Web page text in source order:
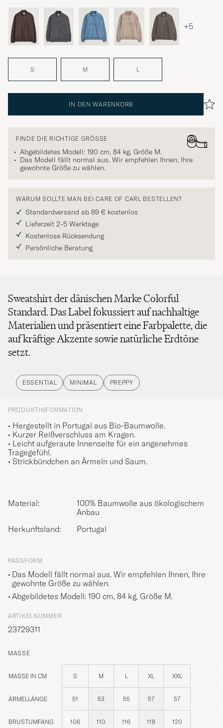
+5
S M L
IN DEN WARENKORB
FINDE DIE RICHTIGE GRÖSSE
Abgebildetes Modell: 190 cm, 84 kg, Größe M.
Das Modell fällt normal aus. Wir empfehlen Ihnen, Ihre
gewohnte Größe zu wählen.
WARUM SOLLTE MAN BEI CARE OF CARL BESTELLEN?
Standardversand ab 89 € kostenlos
Lieferzeit 2-5 Werktage
Kostenlose Rücksendung
Persönliche Beratung
Sweatshirt der dänischen Marke Colorful
Standard. Das Label fokussiert auf nachhaltige
Materialien und präsentiert eine Farbpalette, die
auf kräftige Akzente sowie natürliche Erdtöne
setzt.
ESSENTIAL MINIMAL PREPPY
PRODUKTINFORMATION
• Hergestellt in Portugal aus Bio-Baumwolle.
• Kurzer Reißverschluss am Kragen.
• Leicht aufgeraute Innenseite für ein angenehmes
Tragegefühl.
• Strickbündchen an Ärmeln und Saum.
Material:
100% Baumwolle aus ökologischem
Anbau
Herkunftsland:
Portugal
PASSFORM
Das Modell fällt normal aus. Wir empfehlen Ihnen, Ihre
gewohnte Größe zu wählen.
Abgebildetes Modell: 190 cm, 84 kg, Größe M.
ARTIKELNUMMER
23729311
MASSE
MASSE IN CM S M L XL XXL
ÄRMELLÄNGE 51 53 55 57 57
BRUSTUMFANG 106 110 116 118 120